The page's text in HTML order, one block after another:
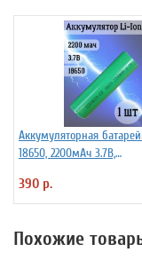
Аккумуляторная
18650, 2200мАч 3.7В,
390 р.
Похожие